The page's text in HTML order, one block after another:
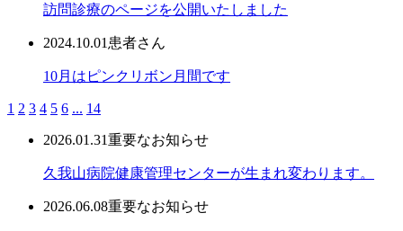
訪問診療のページを公開いたしました
2024.10.01 患者さん
10月はピンクリボン月間です
1 2 3 4 5 6 ... 14
2026.01.31重要なお知らせ
久我山病院健康管理センターが生まれ変わります。
2026.06.08重要なお知らせ